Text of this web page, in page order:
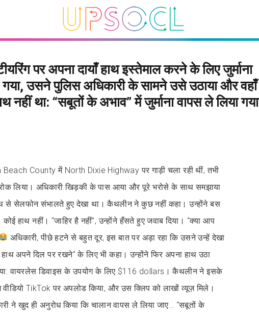
पर अपना दायाँ हाथ इस्तेमाल करने के लिए जुर्माना
गया, उसने पुलिस अधिकारी के सामने उसे उठाया और वहाँ
नहीं था: “सबूतों के अभाव” में जुर्माना वापस ले लिया गया
County में North Dixie Highway पर गाड़ी चला रही थीं, तभी
लिया। अधिकारी खिड़की के पास आया और पूरे भरोसे के साथ समझाया
से सेलफोन संभालते हुए देखा था। कैथलीन ने कुछ नहीं कहा। उन्होंने बस
कोई हाथ नहीं। “जाहिर है नहीं”, उन्होंने हँसते हुए जवाब दिया। “क्या आप
अधिकारी, पीछे हटने से बहुत दूर, इस बात पर अड़ा रहा कि उसने उन्हें देखा
अपने दिल पर रखने” के लिए भी कहा। उन्होंने फिर अपना हाथ उठा
गया: वायरलेस डिवाइस के उपयोग के लिए $116 dollars। कैथलीन ने इसके
TikTok पर अपलोड किया, और उस क्लिप को लाखों व्यूज़ मिले।
ने खुद ही अनुरोध किया कि चालान वापस ले लिया जाए… “सबूतों के